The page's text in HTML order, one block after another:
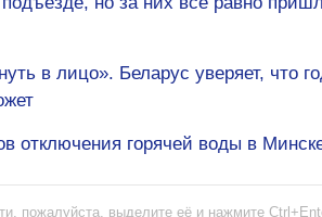
в лицо». Беларус уверяет, что
отключения горячей воды в
пожалуйста, выделите её и нажмите